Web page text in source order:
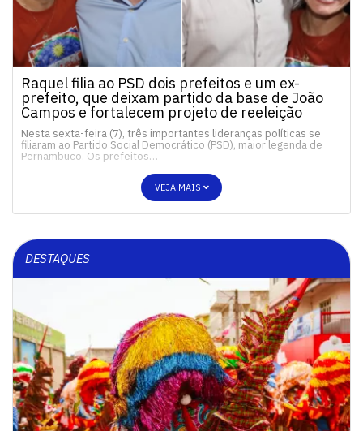
Raquel filia ao PSD dois prefeitos e um ex-
prefeito, que deixam partido da base de João
Campos e fortalecem projeto de reeleição
Nesta sexta-feira (7), três importantes lideranças políticas se
filiaram ao Partido Social Democrático (PSD), maior legenda de
Pernambuco. Os prefeitos…
VEJA MAIS
DESTAQUES